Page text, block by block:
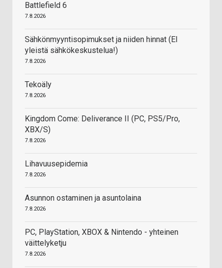
Battlefield 6
7.8.2026
Sähkönmyyntisopimukset ja niiden hinnat (EI
yleistä sähkökeskustelua!)
7.8.2026
Tekoäly
7.8.2026
Kingdom Come: Deliverance II (PC, PS5/Pro,
XBX/S)
7.8.2026
Lihavuusepidemia
7.8.2026
Asunnon ostaminen ja asuntolaina
7.8.2026
PC, PlayStation, XBOX & Nintendo - yhteinen
väittelyketju
7.8.2026